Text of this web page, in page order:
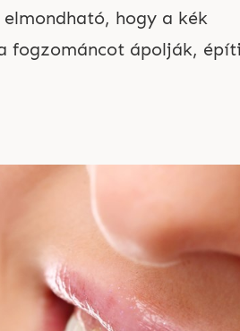
hogy a kék
fogzománcot ápolják,